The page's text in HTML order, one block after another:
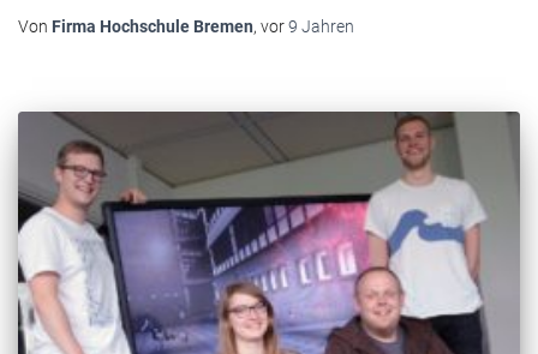
Von Firma Hochschule Bremen, vor9 Jahren